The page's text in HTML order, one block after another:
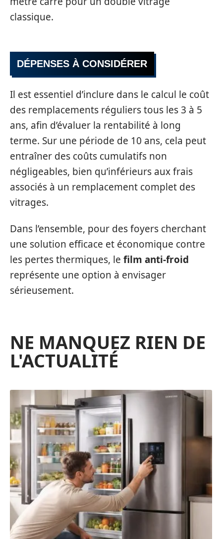
classique.
DÉPENSES À CONSIDÉRER
Il est essentiel d’inclure dans le calcul le coût
des remplacements réguliers tous les 3 à 5
ans, afin d’évaluer la rentabilité à long
terme. Sur une période de 10 ans, cela peut
entraîner des coûts cumulatifs non
négligeables, bien qu’inférieurs aux frais
associés à un remplacement complet des
vitrages.
Dans l’ensemble, pour des foyers cherchant
une solution efficace et économique contre
les pertes thermiques, le film anti-froid
représente une option à envisager
sérieusement.
NE MANQUEZ RIEN DE
L'ACTUALITÉ